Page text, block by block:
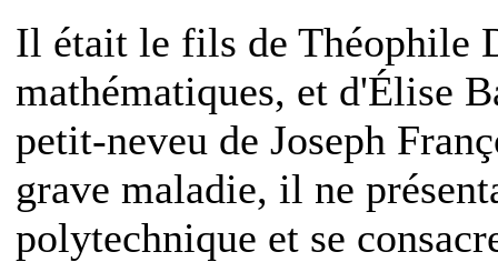
Il était le fils de Théophile
mathématiques, et d'Élise
petit-neveu de Joseph
grave maladie, il ne
polytechnique et se